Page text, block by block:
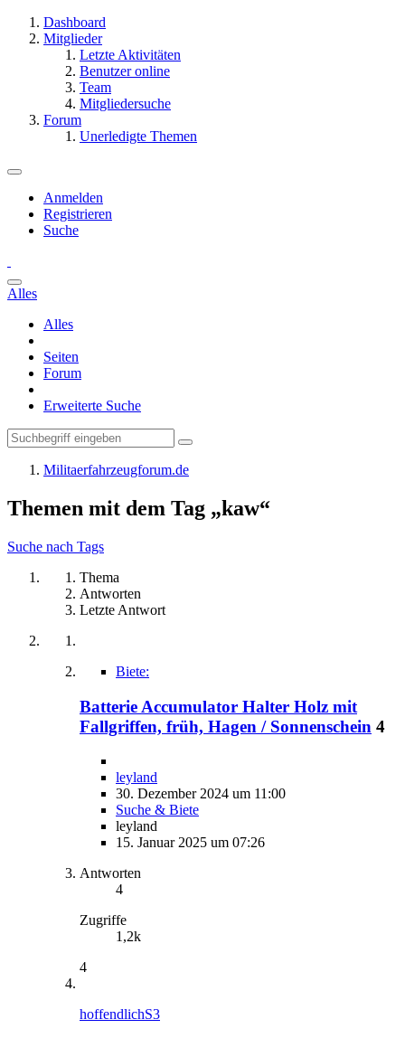
Dashboard
Mitglieder
Letzte Aktivitäten
Benutzer online
Team
Mitgliedersuche
Forum
Unerledigte Themen
Anmelden
Registrieren
Suche
Alles
Alles
Seiten
Forum
Erweiterte Suche
Militaerfahrzeugforum.de
Themen mit dem Tag „kaw“
Suche nach Tags
Thema
Antworten
Letzte Antwort
Biete:
Batterie Accumulator Halter Holz mit
Fallgriffen, früh, Hagen / Sonnenschein 4
leyland
30. Dezember 2024 um 11:00
Suche & Biete
leyland
15. Januar 2025 um 07:26
Antworten
4
Zugriffe
1,2k
4
hoffendlichS3